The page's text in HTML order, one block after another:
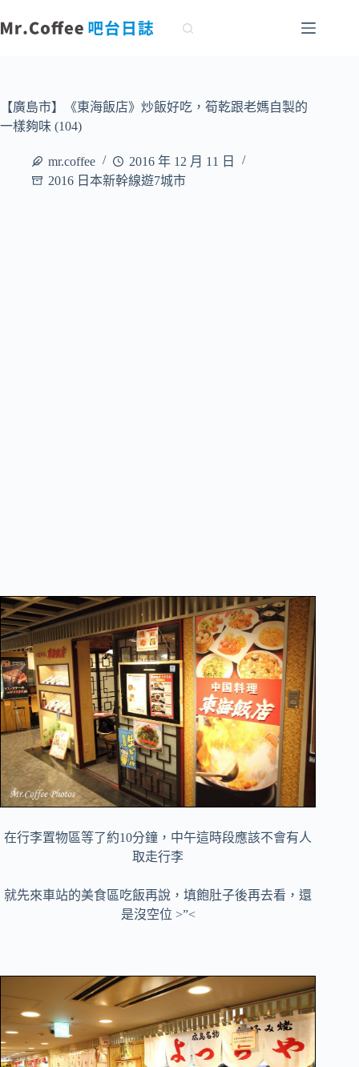
至
容【廣島市】《東海飯店》炒飯好吃，筍乾跟老媽自製的
一樣夠味 (104)
mr.coffee
2016 年 12 月 11 日
2016 日本新幹線遊7城市
在行李置物區等了約10分鐘，中午這時段應該不會有人
取走行李
就先來車站的美食區吃飯再說，填飽肚子後再去看，還
是沒空位 >”<